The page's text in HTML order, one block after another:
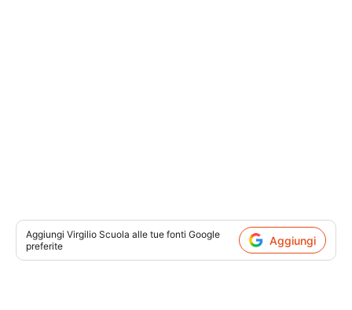
Aggiungi Virgilio Scuola alle tue fonti Google
preferite
Aggiungi